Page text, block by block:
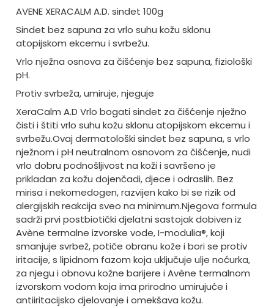
AVENE XERACALM A.D. sindet 100g
Sindet bez sapuna za vrlo suhu kožu sklonu
atopijskom ekcemu i svrbežu.
Vrlo nježna osnova za čišćenje bez sapuna, fiziološki
pH.
Protiv svrbeža, umiruje, njeguje
XeraCalm A.D Vrlo bogati sindet za čišćenje nježno
čisti i štiti vrlo suhu kožu sklonu atopijskom ekcemu i
svrbežu.Ovaj dermatološki sindet bez sapuna, s vrlo
nježnom i pH neutralnom osnovom za čišćenje, nudi
vrlo dobru podnošljivost na koži i savršeno je
prikladan za kožu dojenčadi, djece i odraslih. Bez
mirisa i nekomedogen, razvijen kako bi se rizik od
alergijskih reakcija sveo na minimum.Njegova formula
sadrži prvi postbiotički djelatni sastojak dobiven iz
Avène termalne izvorske vode, I-modulia®, koji
smanjuje svrbež, potiče obranu kože i bori se protiv
iritacije, s lipidnom fazom koja uključuje ulje noćurka,
za njegu i obnovu kožne barijere i Avène termalnom
izvorskom vodom koja ima prirodno umirujuće i
antiiritacijsko djelovanje i omekšava kožu.